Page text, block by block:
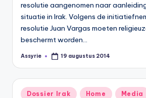
resolutie aangenomen naar
situatie in Irak. Volgens de
resolutie Juan Vargas moeten
beschermt worden…
Geplaatst
Assyrie 19 augustus 2014
Geplaatst
Dossier Irak Home Media